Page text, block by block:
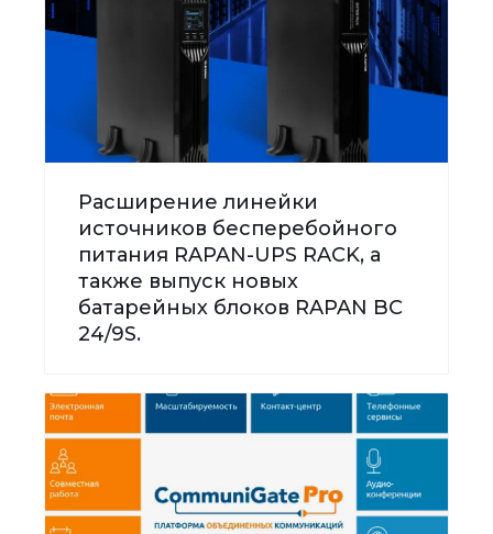
Расширение линейки
источников бесперебойного
питания RAPAN-UPS RACK, а
также выпуск новых
батарейных блоков RAPAN BC
24/9S.